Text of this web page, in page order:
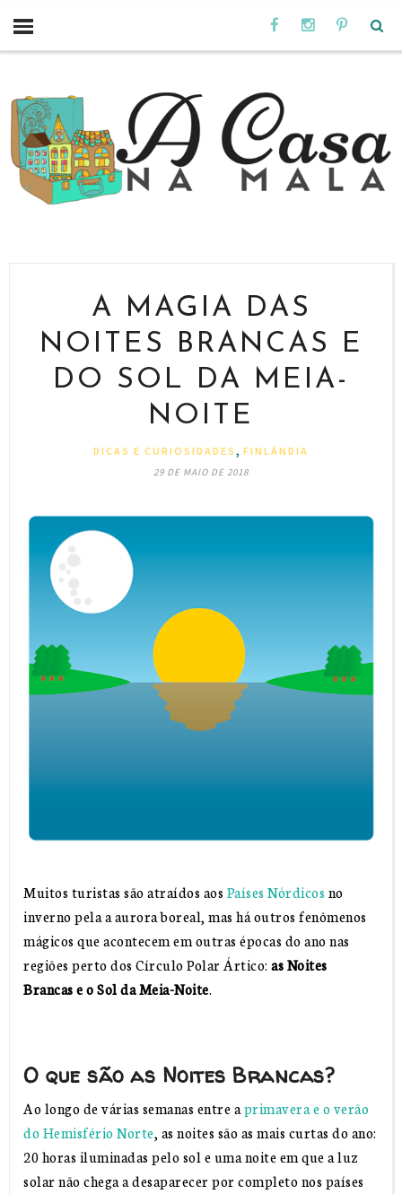
A MAGIA DAS
NOITES BRANCAS E
DO SOL DA MEIA-
NOITE
DICAS E CURIOSIDADES , FINLÂNDIA
29 DE MAIO DE 2018
Muitos turistas são atraídos aos Países Nórdicos no
inverno pela a aurora boreal, mas há outros fenômenos
mágicos que acontecem em outras épocas do ano nas
regiões perto dos Círculo Polar Ártico: as Noites
Brancas e o Sol da Meia-Noite.
O que são as Noites Brancas?
Ao longo de várias semanas entre aprimavera e o verão
do Hemisfério Norte, as noites são as mais curtas do ano:
20 horas iluminadas pelo sol e uma noite em que a luz
solar não chega a desaparecer por completo nos países